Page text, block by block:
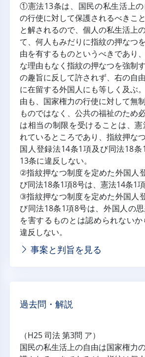
①憲法13条は、国民の私生活上
の行使に対して保護されるべきこ
と解されるので、個人の私生活上
て、何人もみだりに指紋の押なつ
由を有するものというべきであり
な理由もなく指紋の押なつを強制
の趣旨に反して許されず、右の自
に在留する外国人にも等しく及ぶ
由も、国家権力の行使に対して無
ものではなく、公共の福祉のため
は相当の制限を受けることは、
れているところであり、指紋押な
国人登録法14条1項及び同法18
13条に違反しない。
②指紋押なつ制度を定めた外国人
び同法18条1項8号は、憲法14条1項
③指紋押なつ制度を定めた外国人
び同法18条1項8号は、外国人の
を害するものとは認められない
違反しない。
事案と判旨を見る
過去問・解説
（H25 司法 第3問 ア）
国民の私生活上の自由は国家権力